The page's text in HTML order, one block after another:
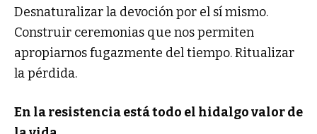
Desnaturalizar la devoción por el sí mismo.
Construir ceremonias que nos permiten
apropiarnos fugazmente del tiempo. Ritualizar
la pérdida.
En la resistencia está todo el hidalgo valor de